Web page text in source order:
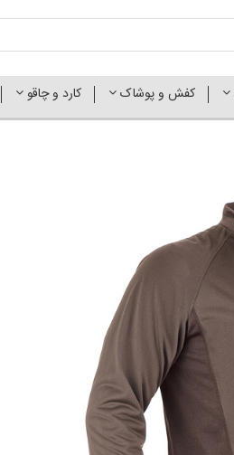
کفش و پوشاک کارد و چاقو